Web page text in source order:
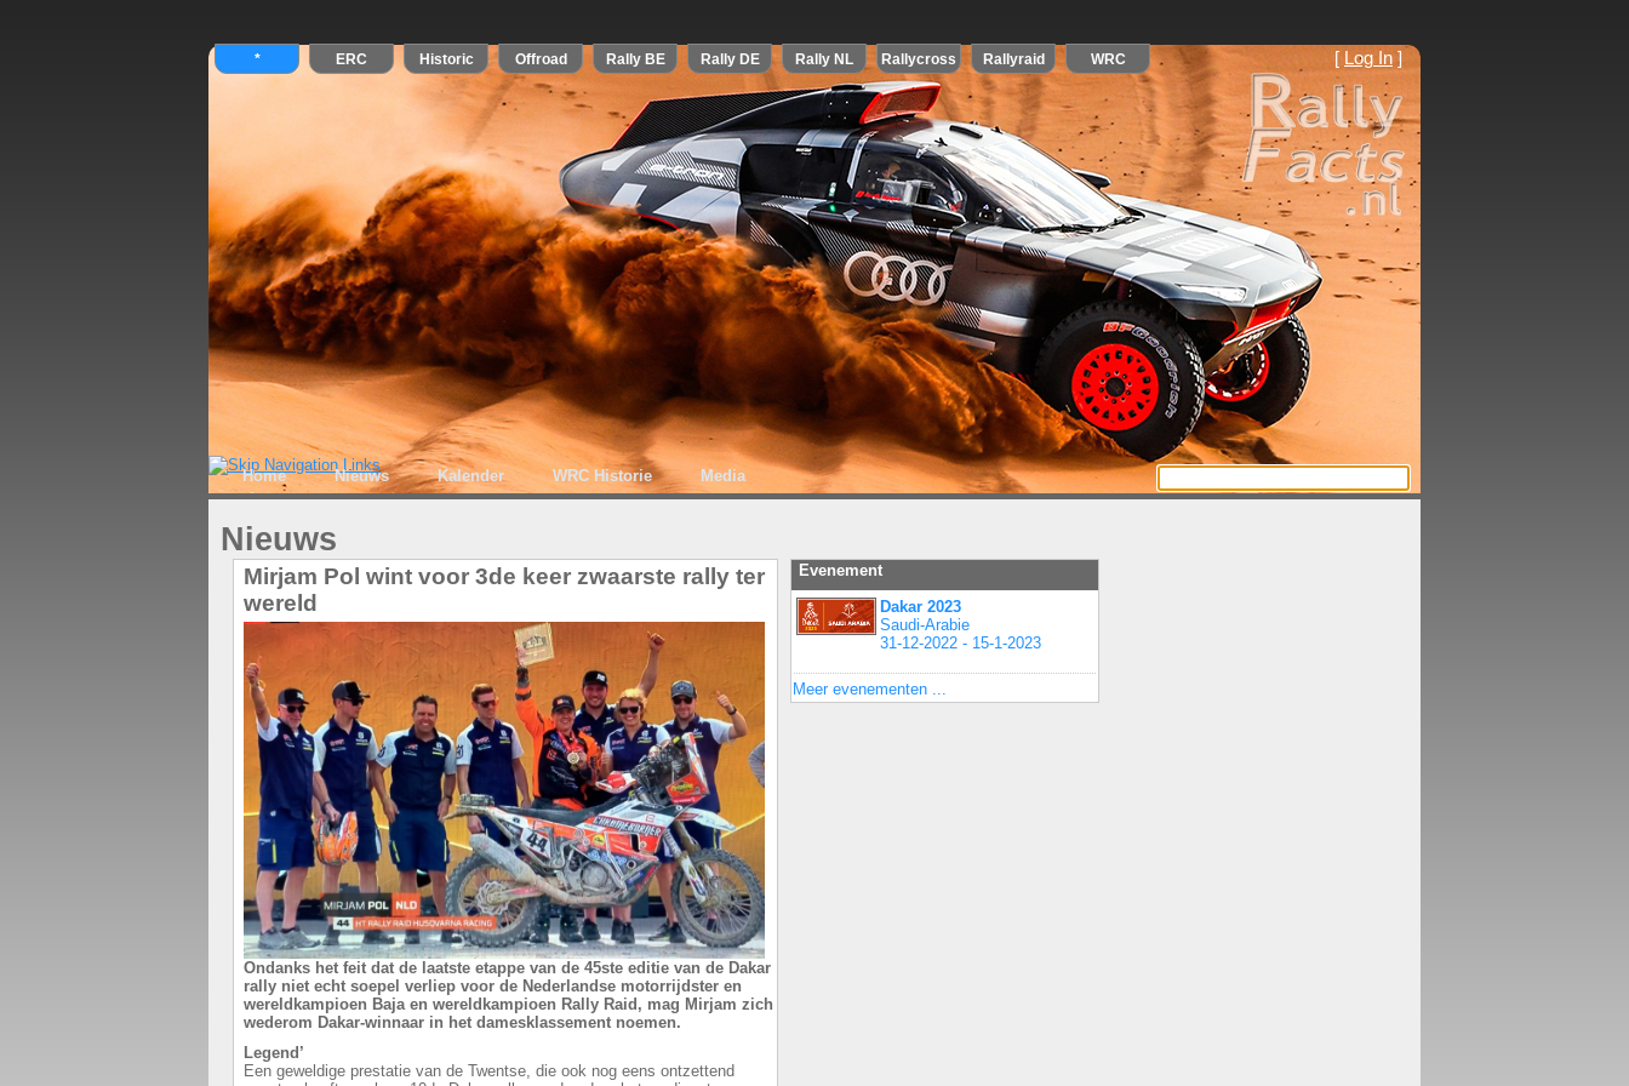
[ Log In ]
Home Nieuws Kalender WRC Historie Media
Nieuws
Mirjam Pol wint voor 3de keer zwaarste rally ter
wereld
Ondanks het feit dat de laatste etappe van de 45ste editie van de Dakar
rally niet echt soepel verliep voor de Nederlandse motorrijdster en
wereldkampioen Baja en wereldkampioen Rally Raid, mag Mirjam zich
wederom Dakar-winnaar in het damesklassement noemen.
Legend’
Een geweldige prestatie van de Twentse, die ook nog eens ontzettend
Evenement
Dakar 2023
Saudi-Arabie
31-12-2022 - 15-1-2023
Meer evenementen ...